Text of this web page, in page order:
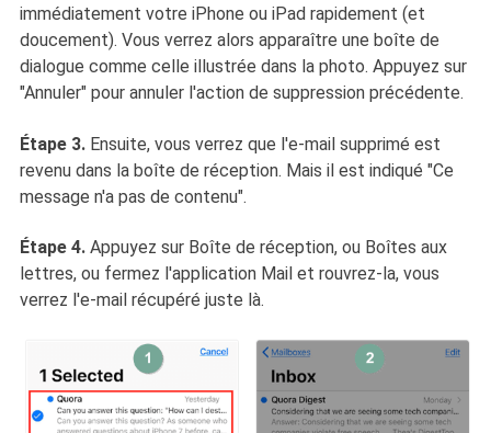
immédiatement votre iPhone ou iPad rapidement (et
doucement). Vous verrez alors apparaître une boîte de
dialogue comme celle illustrée dans la photo. Appuyez sur
"Annuler" pour annuler l'action de suppression précédente.
Étape 3. Ensuite, vous verrez que l'e-mail supprimé est
revenu dans la boîte de réception. Mais il est indiqué "Ce
message n'a pas de contenu".
Étape 4. Appuyez sur Boîte de réception, ou Boîtes aux
lettres, ou fermez l'application Mail et rouvrez-la, vous
verrez l'e-mail récupéré juste là.